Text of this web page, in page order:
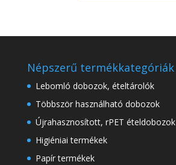
Népszerű termékkategóriák
Lebomló dobozok, ételtárolók
Többször használható dobozok
Újrahasznosított, rPET ételdobozok
Higiéniai termékek
Papír termékek